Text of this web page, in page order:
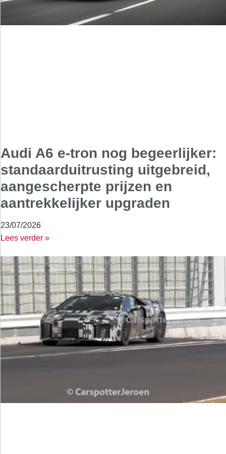
Audi A6 e-tron nog begeerlijker:
standaarduitrusting uitgebreid,
aangescherpte prijzen en
aantrekkelijker upgraden
23/07/2026
Lees verder »